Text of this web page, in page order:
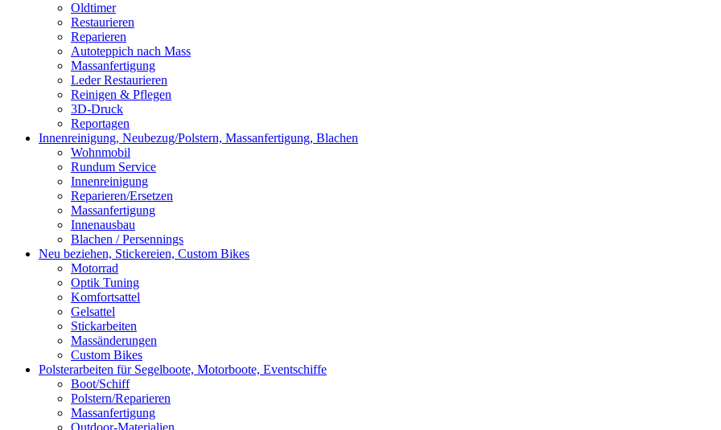
Oldtimer
Restaurieren
Reparieren
Autoteppich nach Mass
Massanfertigung
Leder Restaurieren
Reinigen & Pflegen
3D-Druck
Reportagen
Innenreinigung, Neubezug/Polstern, Massanfertigung, Blachen
Wohnmobil
Rundum Service
Innenreinigung
Reparieren/Ersetzen
Massanfertigung
Innenausbau
Blachen / Persennings
Neu beziehen, Stickereien, Custom Bikes
Motorrad
Optik Tuning
Komfortsattel
Gelsattel
Stickarbeiten
Massänderungen
Custom Bikes
Polsterarbeiten für Segelboote, Motorboote, Eventschiffe
Boot/Schiff
Polstern/Reparieren
Massanfertigung